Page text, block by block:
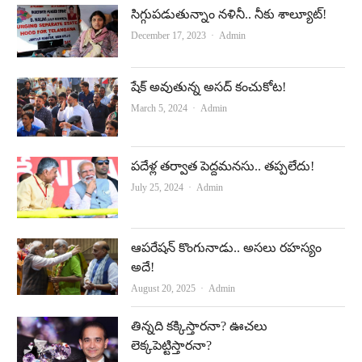
సిగ్గుపడుతున్నాం నళినీ.. నీకు శాల్యూట్‌!
December 17, 2023 Author
Admin
షేక్ అవుతున్న అస‌ద్ కంచుకోట‌!
March 5, 2024 Author
Admin
పదేళ్ల తర్వాత పెద్దమనసు.. తప్పలేదు!
July 25, 2024 Author
Admin
ఆపరేషన్‌ కొంగునాడు.. అసలు రహస్యం
అదే!
August 20, 2025 Author
Admin
తిన్నది కక్కిస్తారనా? ఊచలు
లెక్కపెట్టిస్తారనా?